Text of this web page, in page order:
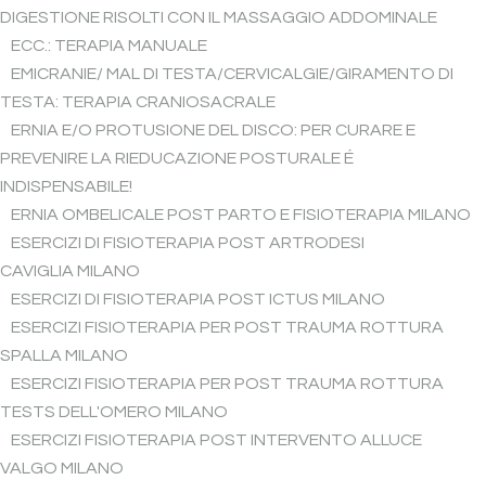
DIGESTIONE RISOLTI CON IL MASSAGGIO ADDOMINALE
ECC.: TERAPIA MANUALE
EMICRANIE/ MAL DI TESTA/CERVICALGIE/GIRAMENTO DI
TESTA: TERAPIA CRANIOSACRALE
ERNIA E/O PROTUSIONE DEL DISCO: PER CURARE E
PREVENIRE LA RIEDUCAZIONE POSTURALE É
INDISPENSABILE!
ERNIA OMBELICALE POST PARTO E FISIOTERAPIA MILANO
ESERCIZI DI FISIOTERAPIA POST ARTRODESI
CAVIGLIA MILANO
ESERCIZI DI FISIOTERAPIA POST ICTUS MILANO
ESERCIZI FISIOTERAPIA PER POST TRAUMA ROTTURA
SPALLA MILANO
ESERCIZI FISIOTERAPIA PER POST TRAUMA ROTTURA
TESTS DELL'OMERO MILANO
ESERCIZI FISIOTERAPIA POST INTERVENTO ALLUCE
VALGO MILANO